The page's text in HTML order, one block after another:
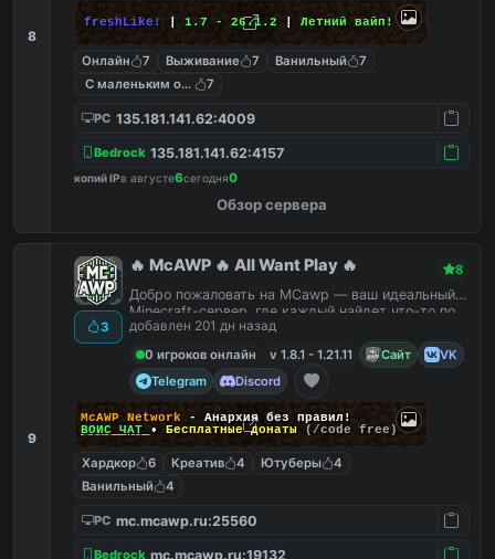
8
freshLike! 1.7 - 26.1.2 | Летний вайп!
Онлайн 7 Выживание 7 Ванильный
7
С маленьким онлайном
7
PC 135.181.141.62:4009
Bedrock 135.181.141.62:4157
копий IPв августе6сегодня0
Обзор сервера
9
3
🔥 McAWP 🔥 All Want Play 🔥 8
Добро пожаловать на MCawp — ваш идеальный
Minecraft-сервер, где каждый найдет что-то по
душе!
добавлен 201 дн назад
0 игроков онлайн
v 1.8.1 - 1.21.11 Сайт
VK
Telegram
Discord
McAWP Network
- Анархия без правил!
ВОЙС ЧАТ
• Бесплатные донаты (/code free)
Хардкор 6 Креатив 4 Ютуберы
4
Ванильный
4
PC mc.mcawp.ru:25560
Bedrock mc.mcawp.ru:19132